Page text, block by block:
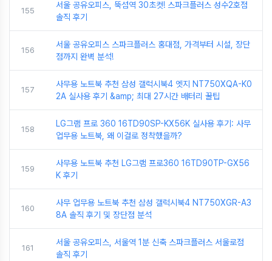
155
서울 공유오피스, 뚝섬역 30초컷! 스파크플러스 성수2호점
솔직 후기
156
서울 공유오피스 스파크플러스 홍대점, 가격부터 시설, 장단
점까지 완벽 분석!
157
사무용 노트북 추천 삼성 갤럭시북4 엣지 NT750XQA-K0
2A 실사용 후기 &amp; 최대 27시간 배터리 꿀팁
158
LG그램 프로 360 16TD90SP-KX56K 실사용 후기: 사무
업무용 노트북, 왜 이걸로 정착했을까?
159
사무용 노트북 추천 LG그램 프로360 16TD90TP-GX56
K 후기
160
사무 업무용 노트북 추천 삼성 갤럭시북4 NT750XGR-A3
8A 솔직 후기 및 장단점 분석
161
서울 공유오피스, 서울역 1분 신축 스파크플러스 서울로점
솔직 후기